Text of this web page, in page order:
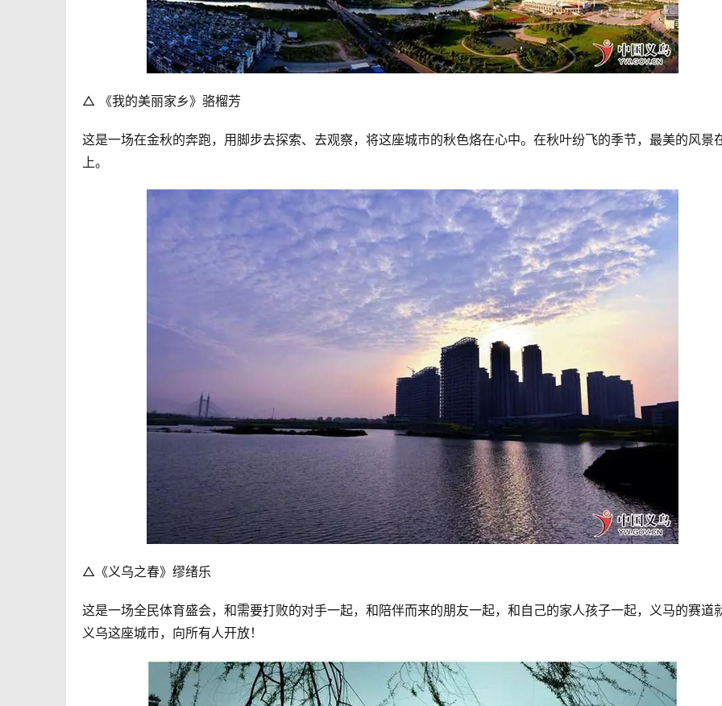
△ 《我的美丽家乡》骆榴芳
这是一场在金秋的奔跑，用脚步去探索、去观察，将这座城市的秋色烙在心中。在秋叶纷飞的季节，最美的风景
上。
△《义乌之春》缪绪乐
这是一场全民体育盛会，和需要打败的对手一起，和陪伴而来的朋友一起，和自己的家人孩子一起，义马的赛道
义乌这座城市，向所有人开放！